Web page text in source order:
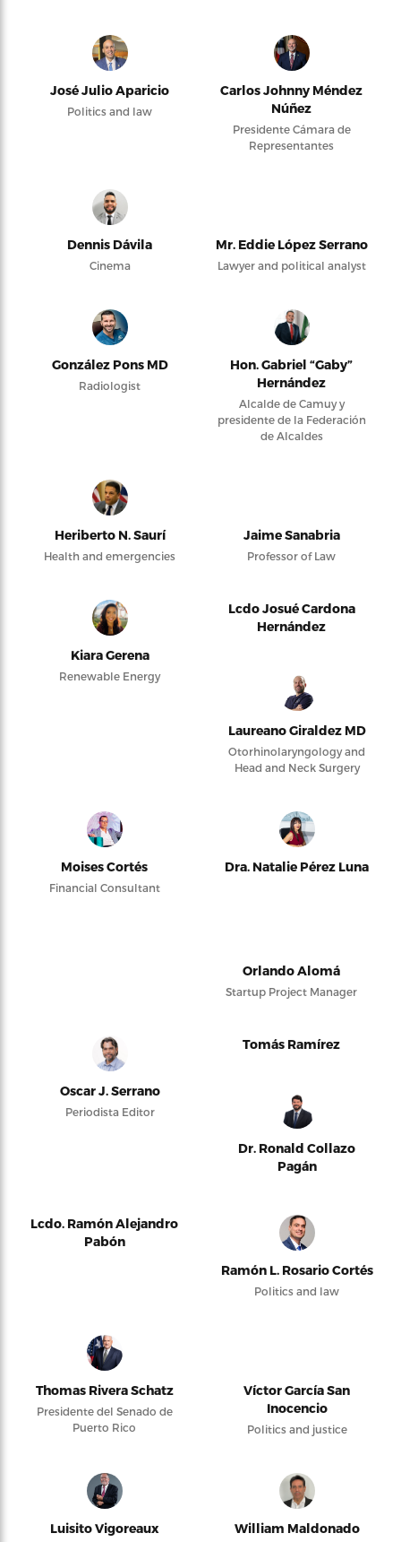
José Julio Aparicio
Politics and law
Carlos Johnny Méndez
Núñez
Presidente Cámara de
Representantes
Dennis Dávila
Cinema
Mr. Eddie López Serrano
Lawyer and political analyst
González Pons MD
Radiologist
Hon. Gabriel “Gaby”
Hernández
Alcalde de Camuy y
presidente de la Federación
de Alcaldes
Heriberto N. Saurí
Health and emergencies
Jaime Sanabria
Professor of Law
Kiara Gerena
Renewable Energy
Lcdo Josué Cardona
Hernández
Laureano Giraldez MD
Otorhinolaryngology and
Head and Neck Surgery
Moises Cortés
Financial Consultant
Dra. Natalie Pérez Luna
Orlando Alomá
Startup Project Manager
Oscar J. Serrano
Periodista Editor
Tomás Ramírez
Dr. Ronald Collazo
Pagán
Lcdo. Ramón Alejandro
Pabón
Ramón L. Rosario Cortés
Politics and law
Thomas Rivera Schatz
Presidente del Senado de
Puerto Rico
Víctor García San
Inocencio
Politics and justice
Luisito Vigoreaux William Maldonado